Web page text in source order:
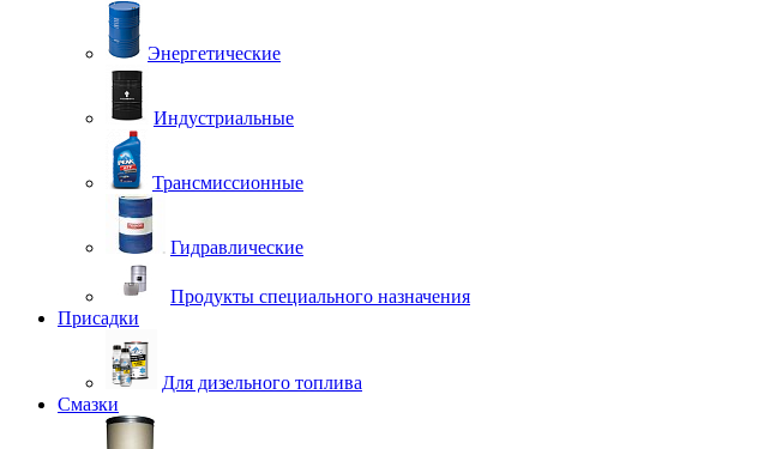
Энергетические
Индустриальные
Трансмиссионные
Гидравлические
Продукты специального назначения
Присадки
Для дизельного топлива
Смазки